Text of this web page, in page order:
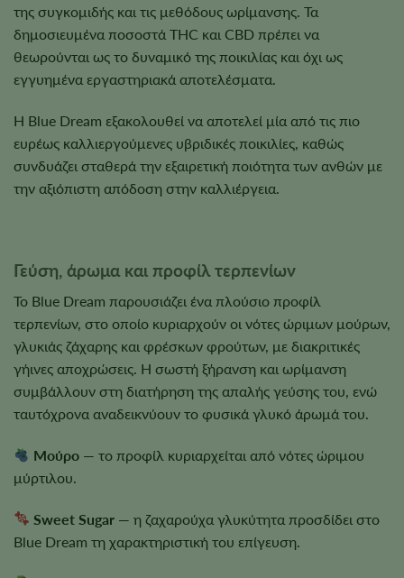
της συγκομιδής και τις μεθόδους ωρίμανσης. Τα
δημοσιευμένα ποσοστά THC και CBD πρέπει να
θεωρούνται ως το δυναμικό της ποικιλίας και όχι ως
εγγυημένα εργαστηριακά αποτελέσματα.
Η Blue Dream εξακολουθεί να αποτελεί μία από τις πιο
ευρέως καλλιεργούμενες υβριδικές ποικιλίες, καθώς
συνδυάζει σταθερά την εξαιρετική ποιότητα των ανθών με
την αξιόπιστη απόδοση στην καλλιέργεια.
Γεύση, άρωμα και προφίλ τερπενίων
Το Blue Dream παρουσιάζει ένα πλούσιο προφίλ
τερπενίων, στο οποίο κυριαρχούν οι νότες ώριμων μούρων,
γλυκιάς ζάχαρης και φρέσκων φρούτων, με διακριτικές
γήινες αποχρώσεις. Η σωστή ξήρανση και ωρίμανση
συμβάλλουν στη διατήρηση της απαλής γεύσης του, ενώ
ταυτόχρονα αναδεικνύουν το φυσικά γλυκό άρωμά του.
Μούρο — το προφίλ κυριαρχείται από νότες ώριμου
μύρτιλου.
Sweet Sugar — η ζαχαρούχα γλυκύτητα προσδίδει στο
Blue Dream τη χαρακτηριστική του επίγευση.